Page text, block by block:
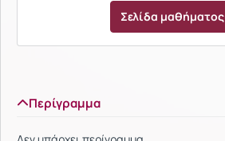
Σελίδα μαθήματος
Περίγραμμα